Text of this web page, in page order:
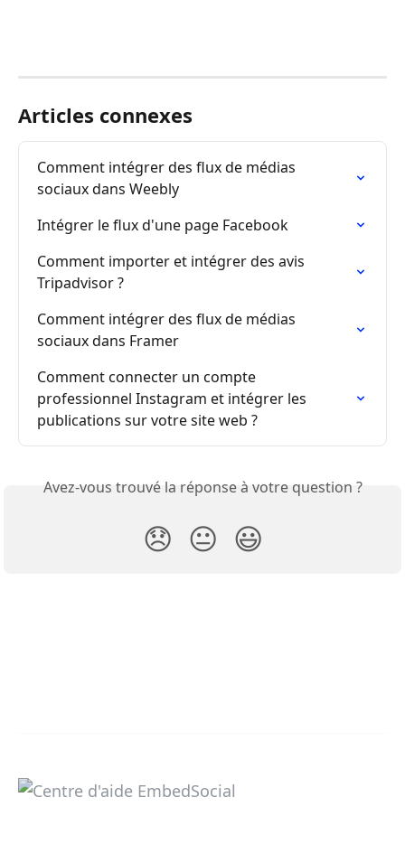
Articles connexes
Comment intégrer des flux de médias
sociaux dans Weebly
Intégrer le flux d'une page Facebook
Comment importer et intégrer des avis
Tripadvisor ?
Comment intégrer des flux de médias
sociaux dans Framer
Comment connecter un compte
professionnel Instagram et intégrer les
publications sur votre site web ?
Avez-vous trouvé la réponse à votre question ?
😞 😐 😃